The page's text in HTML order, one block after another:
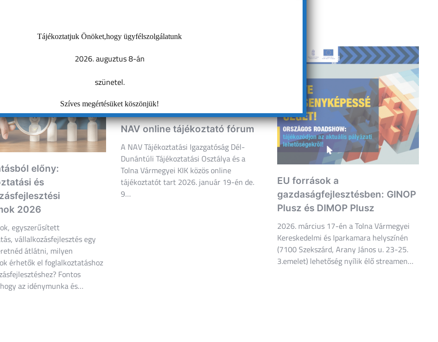
előny:
és
2026
egyszerűsített
vállalkozásfejlesztés egy
átlátni, milyen
érhetők el foglalkoztatáshoz
Fontos
az idénymunka és…
NAV online tájékoztató fórum
A NAV Tájékoztatási Igazgatóság Dél-
Dunántúli Tájékoztatási Osztálya és a
Tolna Vármegyei KIK közös online
tájékoztatót tart 2026. január 19-én de.
9…
EU források a
gazdaságfejlesztésben: GINOP
Plusz és DIMOP Plusz
2026. március 17-én a Tolna Vármegyei
Kereskedelmi és Iparkamara helyszínén
(7100 Szekszárd, Arany János u. 23-25.
3.emelet) lehetőség nyílik élő streamen…
Tájékoztatjuk Önöket,hogy ügyfélszolgálatunk
2026. auguztus 8-án
szünetel.
Szíves megértésüket köszönjük!